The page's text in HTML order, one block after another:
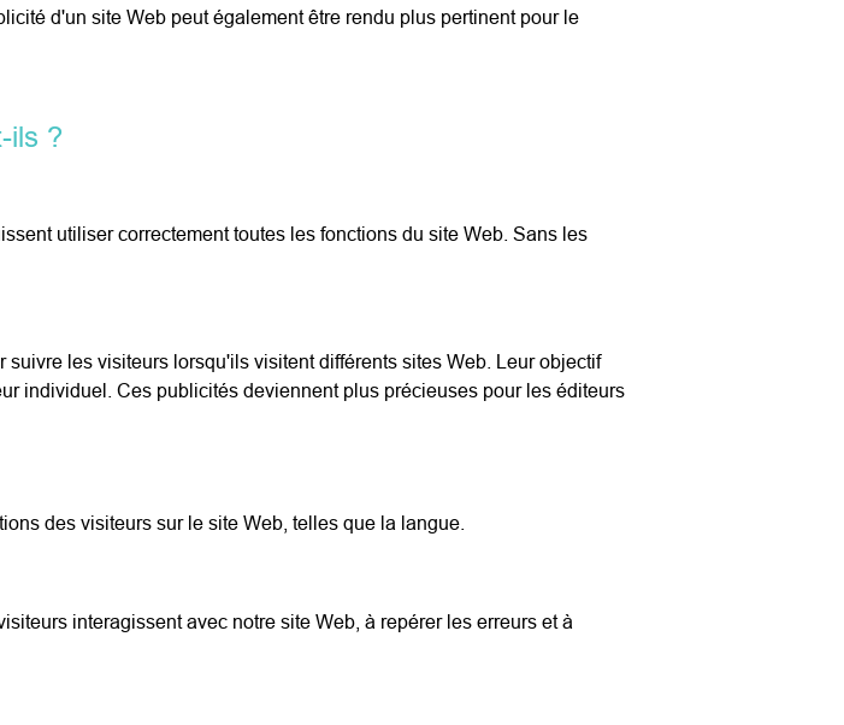
d'un site Web peut également être rendu plus pertinent pour le
ils ?
utiliser correctement toutes les fonctions du site Web. Sans les
les visiteurs lorsqu'ils visitent différents sites Web. Leur objectif
individuel. Ces publicités deviennent plus précieuses pour les éditeurs
des visiteurs sur le site Web, telles que la langue.
interagissent avec notre site Web, à repérer les erreurs et à